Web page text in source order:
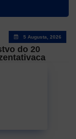
5 Augusta, 2026
do 20